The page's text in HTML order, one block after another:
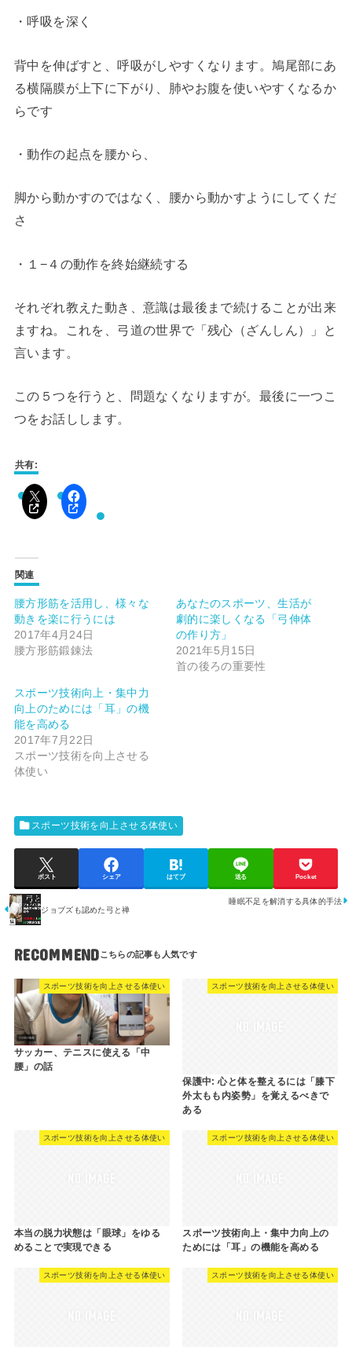
・呼吸を深く
背中を伸ばすと、呼吸がしやすくなります。鳩尾部にあ
る横隔膜が上下に下がり、肺やお腹を使いやすくなるか
らです
・動作の起点を腰から、
脚から動かすのではなく、腰から動かすようにしてくだ
さ
・１−４の動作を終始継続する
それぞれ教えた動き、意識は最後まで続けることが出来
ますね。これを、弓道の世界で「残心（ざんしん）」と
言います。
この５つを行うと、問題なくなりますが。最後に一つこ
つをお話しします。
共有:
関連
腰方形筋を活用し、様々な
動きを楽に行うには
2017年4月24日
腰方形筋鍛錬法
あなたのスポーツ、生活が
劇的に楽しくなる「弓伸体
の作り方」
2021年5月15日
首の後ろの重要性
スポーツ技術向上・集中力
向上のためには「耳」の機
能を高める
2017年7月22日
スポーツ技術を向上させる
体使い
スポーツ技術を向上させる体使い
ポスト シェア はてブ 送る Pocket
ジョブズも認めた弓と禅
睡眠不足を解消する具体的手法
RECOMMEND
スポーツ技術を向上させる体使い
サッカー、テニスに使える「中
腰」の話
スポーツ技術を向上させる体使い
保護中: 心と体を整えるには「膝下
外太もも内姿勢」を覚えるべきで
ある
スポーツ技術を向上させる体使い
本当の脱力状態は「眼球」をゆる
めることで実現できる
スポーツ技術を向上させる体使い
スポーツ技術向上・集中力向上の
ためには「耳」の機能を高める
スポーツ技術を向上させる体使い スポーツ技術を向上させる体使い